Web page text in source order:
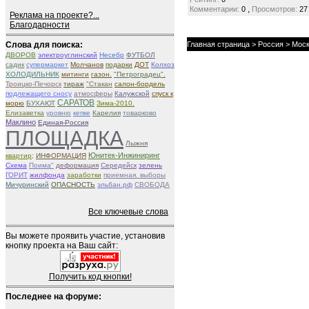
Реклама на проекте?...
Благодарности
Слова для поиска:
ДВОРОВ электроуглинский Несебр ФУТБОЛ
садик супермаркет Молчанов подарки ДОТ Колхоз
ХОЛОДИЛЬНИК митинги газон.
"Петроградец".
Троицко-Печорск тираж "Стакан салон-бордель
подлежащего сносу атмосферы Калужской спуск к
морю БУХАЮТ САРАТОВ Зима-2010.
Елизаветка уровню кепке Карелия товарково
Маклино Единая-Россия
ПЛОЩАДКА Лыжня
квартир; ИНФОРМАЦИЯ Юнитек-Инжиниринг
Схема Поима" деформация Середейск зелень
ГОРИТ жилфонда заработки приемная. выборы
Мичуринский ОПАСНОСТЬ эльбан.рф СВОБОДА
Все ключевые слова
Вы можете проявить участие, установив
кнопку проекта на Ваш сайт:
Получить код кнопки!
Последнее на форуме:
Комментарии: 0 , Просмотров: 27
Главная страница > Россия >